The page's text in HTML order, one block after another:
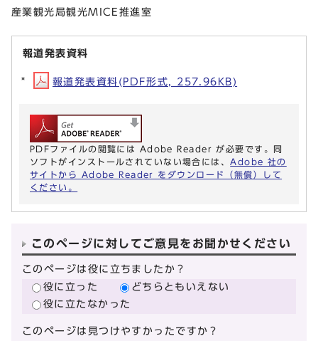
産業観光局観光MICE推進室
報道発表資料
報道発表資料(PDF形式, 257.96KB)
PDFファイルの閲覧には Adobe Reader が必要です。同
ソフトがインストールされていない場合には、 Adobe 社の
サイトから Adobe Reader をダウンロード（無償）して
ください。
このページに対してご意見をお聞かせください
このページは役に立ちましたか？
役に立った
どちらともいえない
役に立たなかった
このページは見つけやすかったですか？